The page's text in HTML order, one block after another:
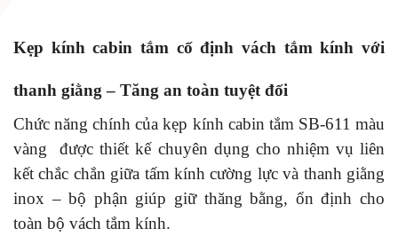
Kẹp kính cabin tắm cố định vách tắm kính với
thanh giằng – Tăng an toàn tuyệt đối
Chức năng chính của kẹp kính cabin tắm SB-611 màu
vàng được thiết kế chuyên dụng cho nhiệm vụ liên
kết chắc chắn giữa tấm kính cường lực và thanh giằng
inox – bộ phận giúp giữ thăng bằng, ổn định cho
toàn bộ vách tắm kính.